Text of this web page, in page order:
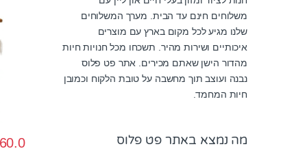
משלוחים חינם עד הבית. מערך המשלוחים
שלנו מגיע לכל מקום בארץ עם מוצרים
איכותיים ושירות מהיר. תשכחו מכל חנויות חיות
מהדור הישן שאתם מכירים. אתר פט פלוס
נבנה ועוצב תוך מחשבה על טובת הלקוח וכמובן
חיות המחמד.
מה נמצא באתר פט פלוס